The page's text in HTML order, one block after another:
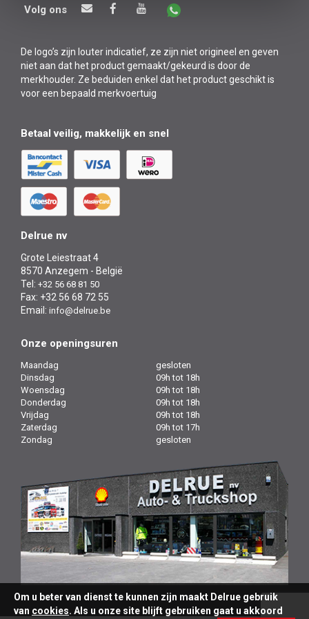
Volg ons
De logo’s zijn louter indicatief, ze zijn niet origineel en geven
niet aan dat het product gemaakt/gekeurd is door de
merkhouder. Ze beduiden enkel dat het product geschikt is
voor een bepaald merkvoertuig
Betaal veilig, makkelijk en snel
Delrue nv
Grote Leiestraat 4
8570 Anzegem - België
Tel: +32 56 68 81 50
Fax: +32 56 68 72 55
Email: info@delrue.be
Onze openingsuren
Maandag
gesloten
Dinsdag
09h tot 18h
Woensdag
09h tot 18h
Donderdag
09h tot 18h
Vrijdag
09h tot 18h
Zaterdag
09h tot 17h
Zondag
gesloten
Om u beter van dienst te kunnen zijn maakt Delrue gebruik
van cookies. Als u onze site blijft gebruiken gaat u akkoord